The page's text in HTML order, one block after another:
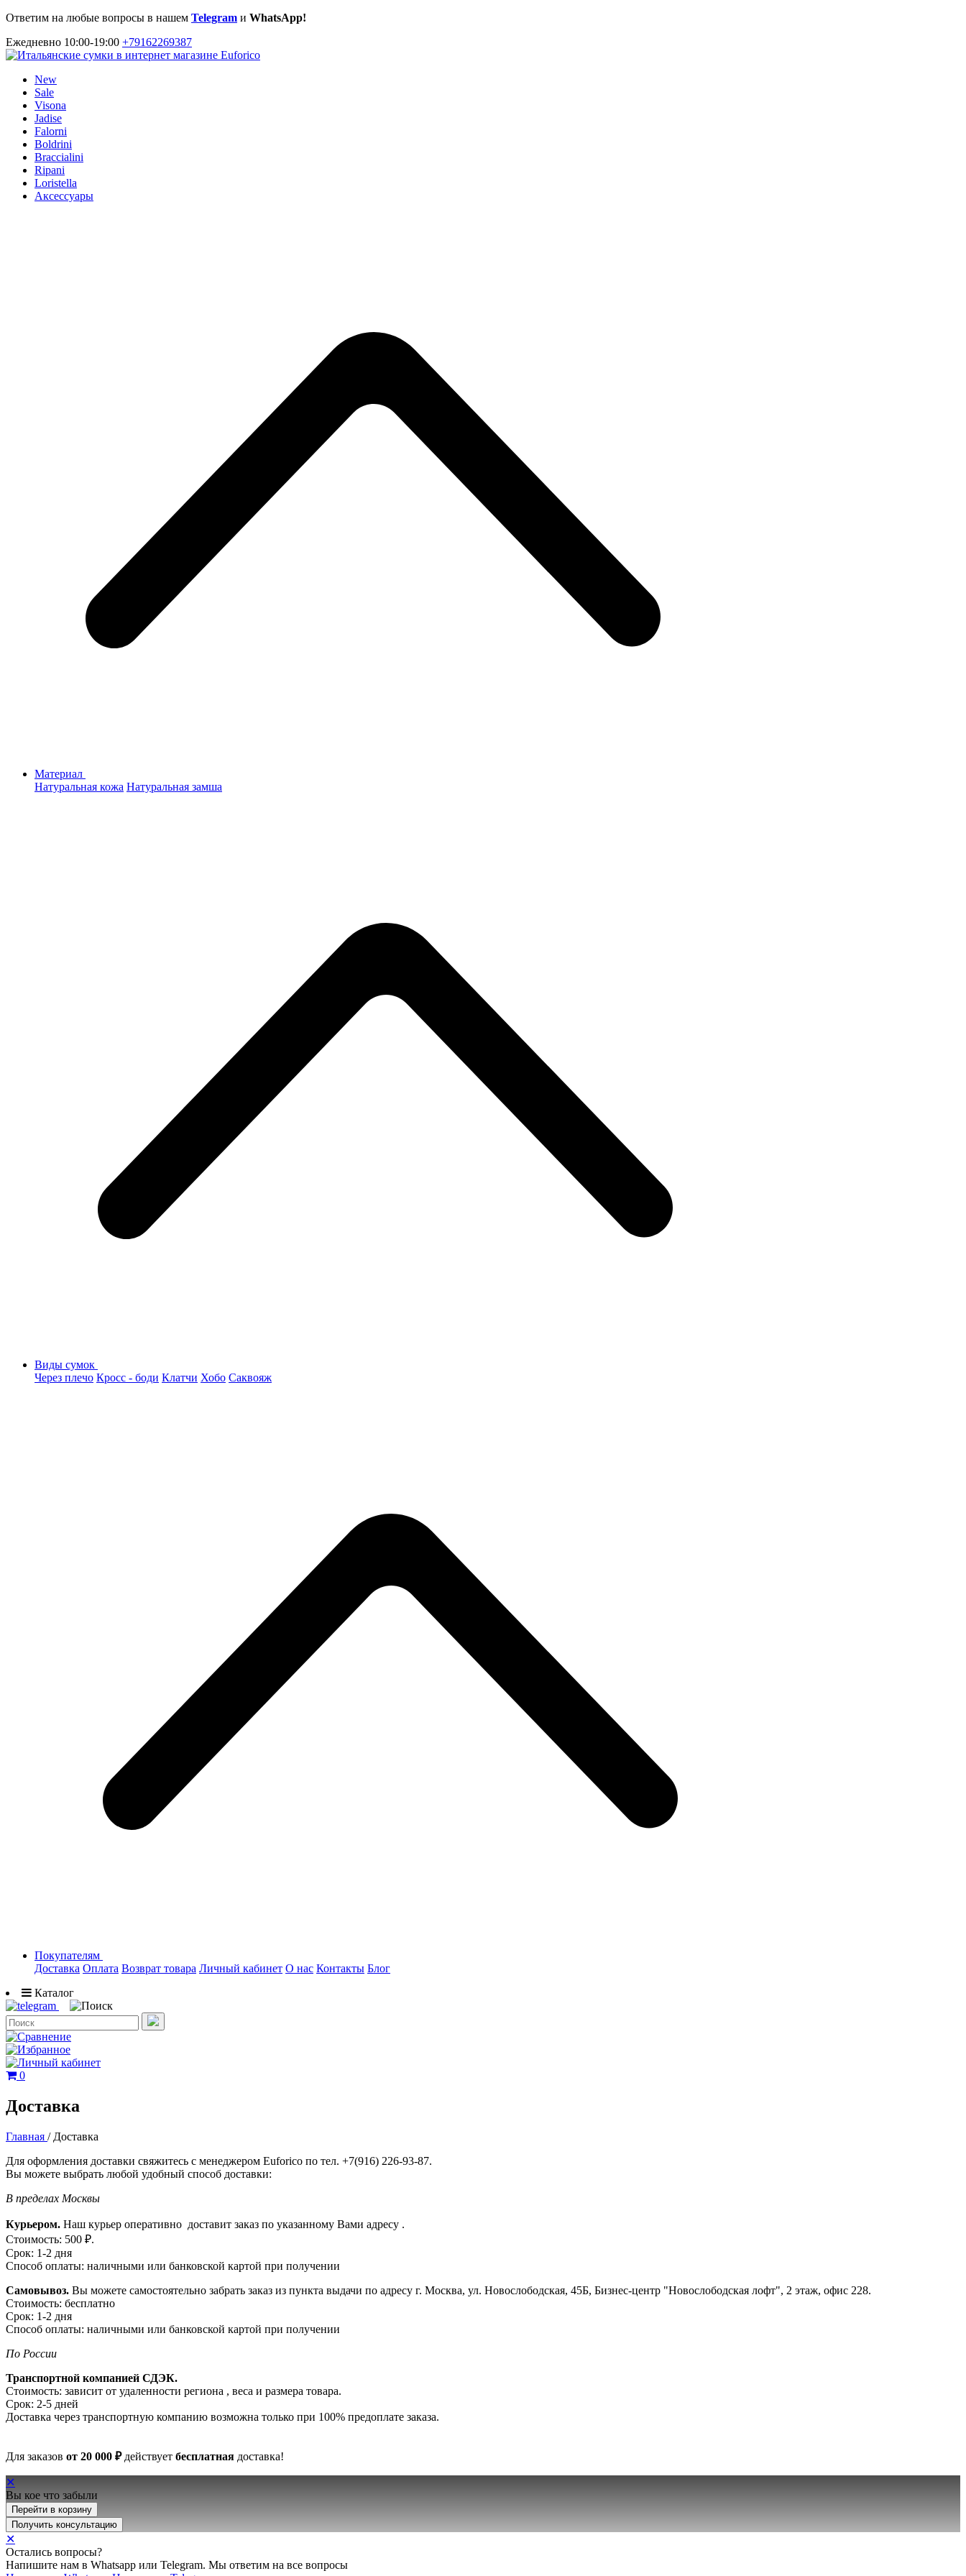
Ответим на любые вопросы в нашем Telegram и WhatsApp!
Ежедневно 10:00-19:00 +79162269387
New
Sale
Visona
Jadise
Falorni
Boldrini
Braccialini
Ripani
Loristella
Аксессуары
Материал
Натуральная кожа Натуральная замша
Виды сумок
Через плечо Кросс - боди Клатчи Хобо Саквояж
Покупателям
Доставка Оплата Возврат товара Личный кабинет О нас Контакты Блог
Каталог
0
Доставка
Главная / Доставка
Для оформления доставки свяжитесь с менеджером Euforico по тел. +7(916) 226-93-87.
Вы можете выбрать любой удобный способ доставки:
В пределах Москвы
Курьером. Наш курьер оперативно доставит заказ по указанному Вами адресу .
Стоимость: 500 ₽.
Срок: 1-2 дня
Способ оплаты: наличными или банковской картой при получении
Самовывоз. Вы можете самостоятельно забрать заказ из пункта выдачи по адресу г. Москва, ул. Новослободская, 45Б, Бизнес-центр "Новослободская лофт", 2 этаж, офис 228.
Стоимость: бесплатно
Срок: 1-2 дня
Способ оплаты: наличными или банковской картой при получении
По России
Транспортной компанией СДЭК.
Стоимость: зависит от удаленности региона , веса и размера товара.
Срок: 2-5 дней
Доставка через транспортную компанию возможна только при 100% предоплате заказа.
Для заказов от 20 000 ₽действует бесплатная доставка!
✕
Вы кое что забыли
Перейти в корзину
Получить консультацию
✕
Остались вопросы?
Напишите нам в Whatsapp или Telegram. Мы ответим на все вопросы